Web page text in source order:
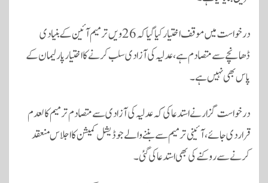
درخواست میں موقف اختیار کیا گیا کہ 26 ویں ترمیم آئین کے بنیادی
ڈھانچے سے متصادم ہے، عدلیہ کی آزادی سلب کرنے کا اختیار پارلیمان کے
پاس بھی نہیں ہے۔
درخواست گزار نے استدعا کی کہ عدلیہ کی آزادی سے متصادم ترمیم کالعدم
قرار دی جائے، آئینی ترمیم سے بننے والے جوڈیشل کمیشن کا اجلاس منعقد
کرنے سے روکنے کی بھی استدعا کی گئی ۔